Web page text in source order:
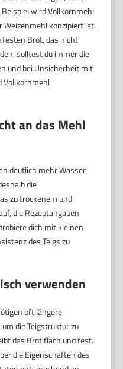
wird Vollkornmehl
Weizenmehl konzipiert ist.
festen Brot, das nicht
solltest du immer die
und bei Unsicherheit mit
Vollkornmehl
an das Mehl
deutlich mehr Wasser
die
zu trockenem und
die Rezeptangaben
dich mit kleinen
des Teigs zu
verwenden
oft längere
die Teigstruktur zu
das Brot flach und fest.
die Eigenschaften des